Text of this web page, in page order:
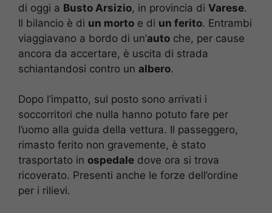
di oggi a Busto Arsizio, in provincia di Varese.
Il bilancio è di un morto e di un ferito. Entrambi
viaggiavano a bordo di un’auto che, per cause
ancora da accertare, è uscita di strada
schiantandosi contro un albero.
Dopo l’impatto, sul posto sono arrivati i
soccorritori che nulla hanno potuto fare per
l’uomo alla guida della vettura. Il passeggero,
rimasto ferito non gravemente, è stato
trasportato in ospedale dove ora si trova
ricoverato. Presenti anche le forze dell’ordine
per i rilievi.